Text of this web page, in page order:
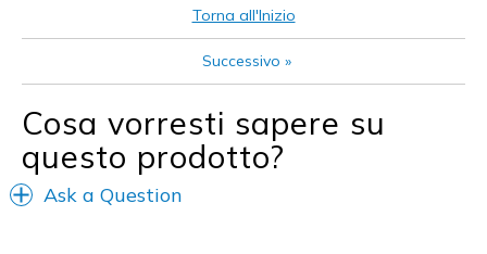
Casual Wear
Going Out
Special Occasions
Travel
Torna all'Inizio
Successivo »
Cosa vorresti sapere su
questo prodotto?
Ask a Question